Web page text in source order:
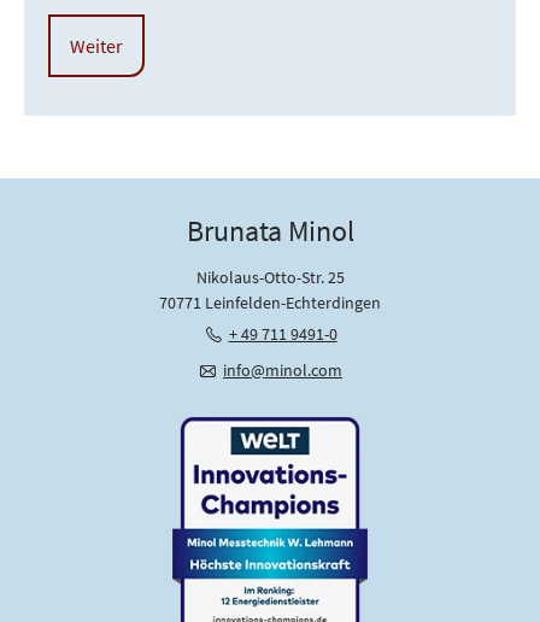
Brunata Minol
Nikolaus-Otto-Str. 25
70771 Leinfelden-Echterdingen
+ 49 711 9491-0
info@minol.com